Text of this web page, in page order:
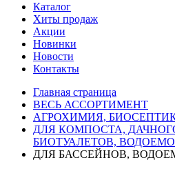
Каталог
Хиты продаж
Акции
Новинки
Новости
Контакты
Главная страница
ВЕСЬ АССОРТИМЕНТ
АГРОХИМИЯ,
ДЛЯ КОМПОСТА,
БИОТУАЛЕТОВ,
ДЛЯ БАССЕЙНОВ,